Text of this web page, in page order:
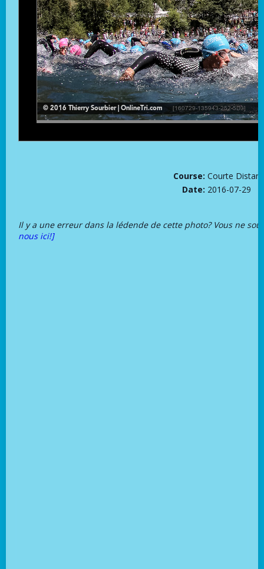
Course: Courte
Date: 2016-07-29
Il y a une erreur dans la lédende de cette photo? Vous ne
nous ici!]